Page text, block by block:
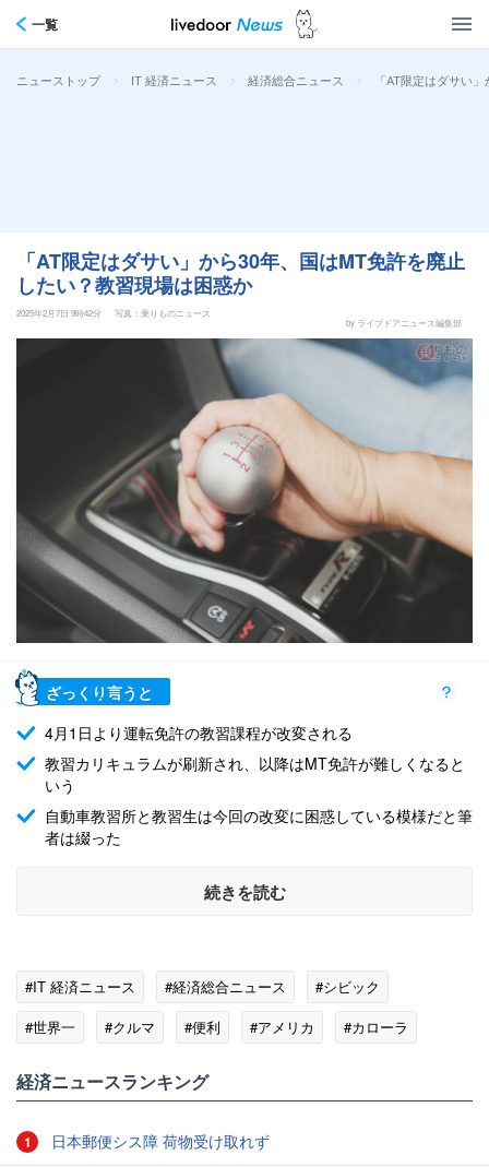
一覧
ニューストップ > IT 経済ニュース > 経済総合ニュース > 「AT限定はダサい
「AT限定はダサい」から30年、国はMT免許を廃止
したい？教習現場は困惑か
2025年2月7日 9時42分
写真：乗りものニュース
by ライブドアニュース編集部
ざっくり言うと
4月1日より運転免許の教習課程が改変される
教習カリキュラムが刷新され、以降はMT免許が難しくなると
いう
自動車教習所と教習生は今回の改変に困惑している模様だと筆
者は綴った
続きを読む
#IT 経済ニュース #経済総合ニュース
#シビック
#世界一
#クルマ #便利 #アメリカ
#カローラ
経済ニュースランキング
1 日本郵便シス障 荷物受け取れず